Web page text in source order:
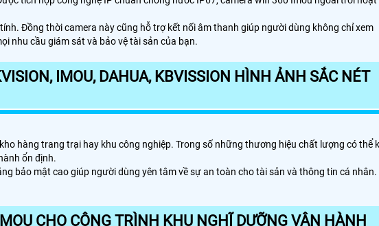
Đồng thời camera này cũng hỗ trợ kết nối âm thanh giúp người dùng không chỉ xem
nhu cầu giám sát và bảo vệ tài sản của bạn.
IMOU, DAHUA, KBVISSION HÌNH ẢNH SẮC NÉT
hàng trang trại hay khu công nghiệp. Trong số những thương hiệu chất lượng có thể
ổn định.
bảo mật cao giúp người dùng yên tâm về sự an toàn cho tài sản và thông tin cá nhân.
CHO CÔNG TRÌNH KHU NGHĨ DƯỠNG VẬN HÀNH